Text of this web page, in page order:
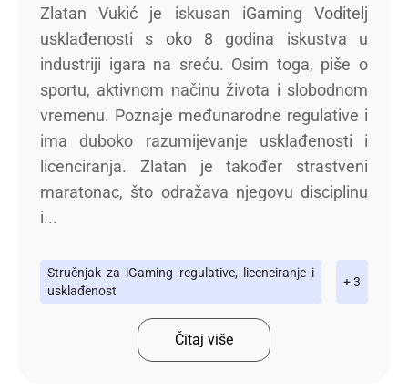
Zlatan Vukić je iskusan iGaming Voditelj
usklađenosti s oko 8 godina iskustva u
industriji igara na sreću. Osim toga, piše o
sportu, aktivnom načinu života i slobodnom
vremenu. Poznaje međunarodne regulative i
ima duboko razumijevanje usklađenosti i
licenciranja. Zlatan je također strastveni
maratonac, što odražava njegovu disciplinu
i...
Stručnjak za iGaming regulative, licenciranje i
usklađenost
+ 3
Čitaj više